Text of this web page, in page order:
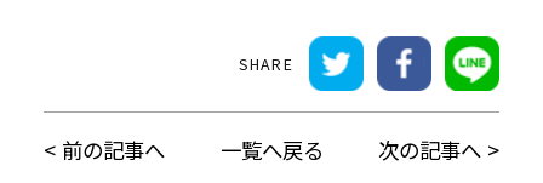
前の記事へ 一覧へ戻る 次の記事へ